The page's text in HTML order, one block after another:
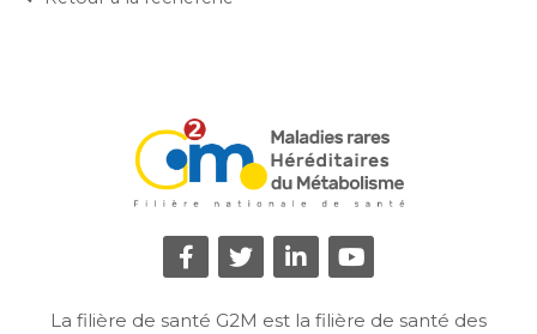
La filière de santé G2M est la filière de santé des